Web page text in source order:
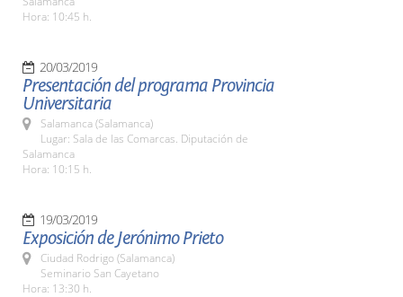
Hora: 10:45 h.
20/03/2019
Presentación del programa Provincia
Universitaria
Salamanca (Salamanca)
Lugar: Sala de las Comarcas. Diputación de
Salamanca
Hora: 10:15 h.
19/03/2019
Exposición de Jerónimo Prieto
Ciudad Rodrigo (Salamanca)
Seminario San Cayetano
Hora: 13:30 h.